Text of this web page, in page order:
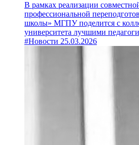
В рамках реализации
профессиональной
школы» МГПУ поделится с
университета лучшими
#Новости 25.03.2026